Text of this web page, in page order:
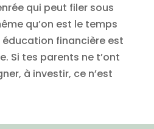
qui peut filer sous
qu’on est le temps
éducation financière est
Si tes parents ne t’ont
à investir, ce n’est